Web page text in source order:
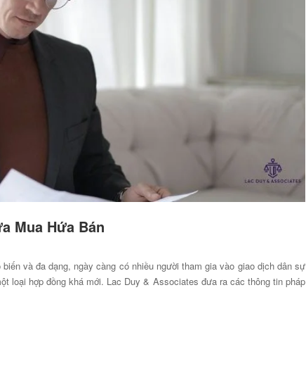
Mua Hứa Bán
và đa dạng, ngày càng có nhiều người tham gia vào giao dịch dân sự
loại hợp đồng khá mới. Lac Duy & Associates đưa ra các thông tin pháp